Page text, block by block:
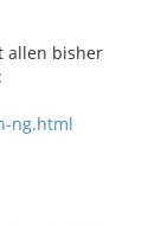
allen bisher
ng.html